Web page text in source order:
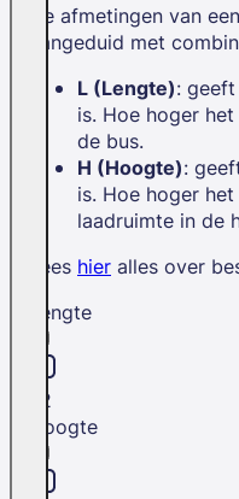
De afmetingen van
aangeduid met
L (Lengte):
is. Hoe hoger
de bus.
H (Hoogte):
is. Hoe hoger
laadruimte in de
Lees hier alles over
Lengte
L2
Hoogte